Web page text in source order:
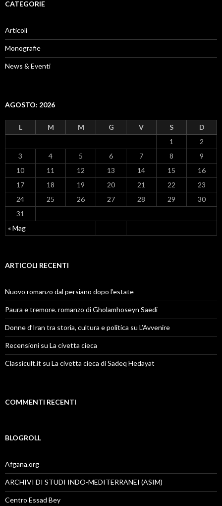
CATEGORIE
Articoli
Monografie
News & Eventi
AGOSTO: 2026
L M M G V S D
« Mag
1
2
3
4 5 6 7 8
9
10
11 12 13 14 15
16
17
18 19 20 21 22
23
24
25 26 27 28 29
30
31
ARTICOLI RECENTI
Nuovo romanzo dal persiano dopo l’estate
Paura e tremore. romanzo di Gholamhoseyn Saedi
Donne d’Iran tra storia, cultura e politica su L’Avvenire
Recensioni su La civetta cieca
Classicult.it su La civetta cieca di Sadeq Hedayat
COMMENTI RECENTI
BLOGROLL
Afgana.org
ARCHIVI DI STUDI INDO-MEDITERRANEI (ASIM)
Centro Essad Bey